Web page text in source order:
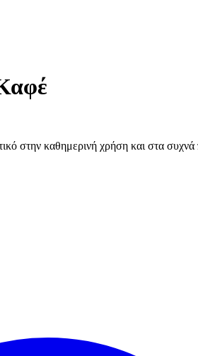
στην καθημερινή χρήση και στα